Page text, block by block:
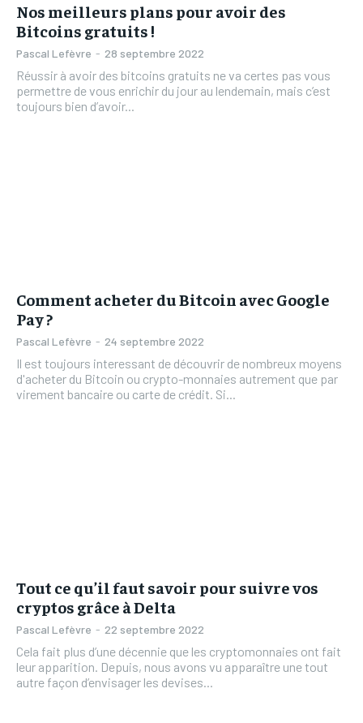
Nos meilleurs plans pour avoir des
Bitcoins gratuits !
Pascal Lefèvre - 28 septembre 2022
Réussir à avoir des bitcoins gratuits ne va certes pas vous
permettre de vous enrichir du jour au lendemain, mais c’est
toujours bien d’avoir...
Comment acheter du Bitcoin avec Google
Pay ?
Pascal Lefèvre - 24 septembre 2022
Il est toujours interessant de découvrir de nombreux moyens
d'acheter du Bitcoin ou crypto-monnaies autrement que par
virement bancaire ou carte de crédit. Si...
Tout ce qu’il faut savoir pour suivre vos
cryptos grâce à Delta
Pascal Lefèvre - 22 septembre 2022
Cela fait plus d’une décennie que les cryptomonnaies ont fait
leur apparition. Depuis, nous avons vu apparaître une tout
autre façon d’envisager les devises...